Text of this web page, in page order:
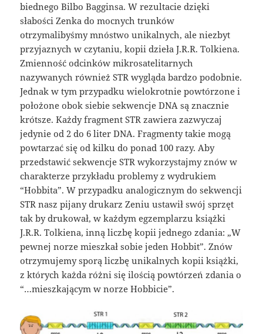
biednego Bilbo Bagginsa. W rezultacie dzięki
słabości Zenka do mocnych trunków
otrzymalibyśmy mnóstwo unikalnych, ale niezbyt
przyjaznych w czytaniu, kopii dzieła J.R.R. Tolkiena.
Zmienność odcinków mikrosatelitarnych
nazywanych również STR wygląda bardzo podobnie.
Jednak w tym przypadku wielokrotnie powtórzone i
położone obok siebie sekwencje DNA są znacznie
krótsze. Każdy fragment STR zawiera zazwyczaj
jedynie od 2 do 6 liter DNA. Fragmenty takie mogą
powtarzać się od kilku do ponad 100 razy. Aby
przedstawić sekwencje STR wykorzystajmy znów w
charakterze przykładu problemy z wydrukiem
“Hobbita”. W przypadku analogicznym do sekwencji
STR nasz pijany drukarz Zeniu ustawił swój sprzęt
tak by drukował, w każdym egzemplarzu książki
J.R.R. Tolkiena, inną liczbę kopii jednego zdania: „W
pewnej norze mieszkał sobie jeden Hobbit”. Znów
otrzymujemy sporą liczbę unikalnych kopii książki,
z których każda różni się ilością powtórzeń zdania o
“…mieszkającym w norze Hobbicie”.